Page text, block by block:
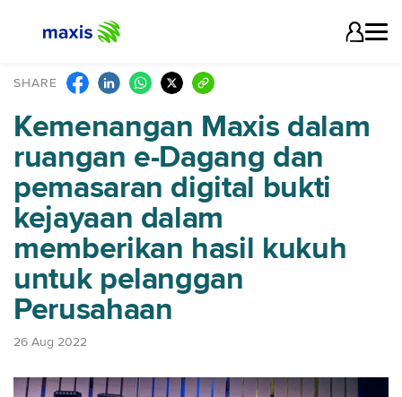
SHARE
Kemenangan Maxis dalam
ruangan e-Dagang dan
pemasaran digital bukti
kejayaan dalam
memberikan hasil kukuh
untuk pelanggan
Perusahaan
26 Aug 2022